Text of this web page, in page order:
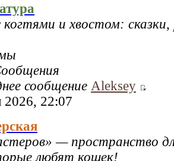
и хвостом: сказки,
сообщение Aleksey
22:07
— пространство
любят кошек!